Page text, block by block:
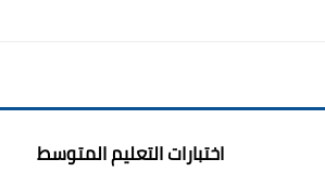
اختبارات التعليم المتوسط